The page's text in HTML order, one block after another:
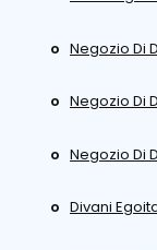
Negozio Di
Negozio Di
Negozio Di
Divani